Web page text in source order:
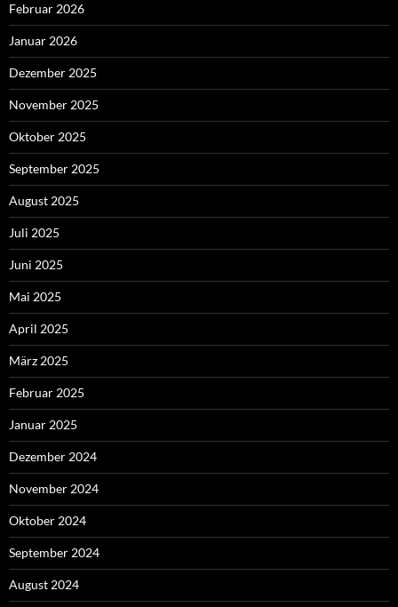
Februar 2026
Januar 2026
Dezember 2025
November 2025
Oktober 2025
September 2025
August 2025
Juli 2025
Juni 2025
Mai 2025
April 2025
März 2025
Februar 2025
Januar 2025
Dezember 2024
November 2024
Oktober 2024
September 2024
August 2024